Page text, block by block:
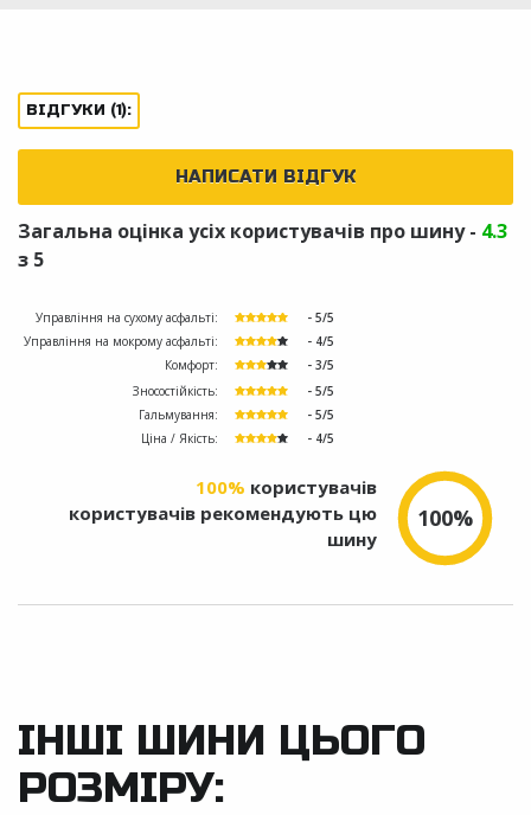
ВІДГУКИ (1):
НАПИСАТИ ВІДГУК
Загальна оцінка усіх користувачів про шину - 4.3
з 5
Управління на сухому асфальті:
- 5/5
Управління на мокрому асфальті:
- 4/5
Комфорт:
- 3/5
Зносостійкість:
- 5/5
Гальмування:
- 5/5
Ціна / Якість:
- 4/5
100%
100% користувачів
користувачів рекомендують цю
шину
ІНШІ ШИНИ ЦЬОГО
РОЗМІРУ: